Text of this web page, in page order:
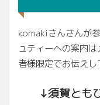
komakiさんさんが
ュティーへの案内
者様限定でお伝えし
↓須賀とも